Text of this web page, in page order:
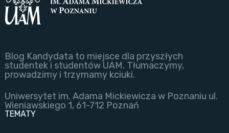
Blog Kandydata to miejsce dla przyszłych
studentek i studentów UAM. Tłumaczymy,
prowadzimy i trzymamy kciuki.
Uniwersytet im. Adama Mickiewicza w Poznaniu ul.
Wieniawskiego 1, 61-712 Poznań
TEMATY